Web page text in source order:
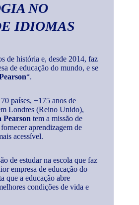
NO
IDIOMAS
de história e, desde 2014, faz
de educação do mundo, e se
“.
países, +175 anos de
Londres (Reino Unido),
Pearson tem a missão de
aprendizagem de
acessível.
de estudar na escola que faz
empresa de educação do
que a educação abre
condições de vida e